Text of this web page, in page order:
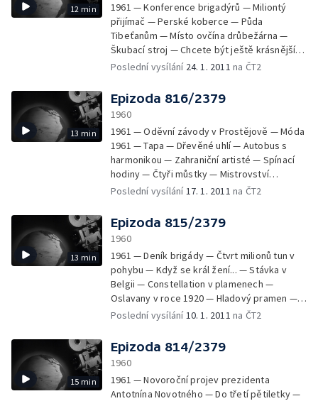
12 min
1961 — Konference brigadýrů — Miliontý
přijímač — Perské koberce — Půda
Tibeťanům — Místo ovčína drůbežárna —
Škubací stroj — Chcete být ještě krásnější?
— Skokani ve Vysokém nad Jizerou —
Poslední vysílání 24. 1. 2011 na ČT2
13 min
Epizoda 816/2379
1960
1961 — Oděvní závody v Prostějově — Móda
1961 — Tapa — Dřevěné uhlí — Autobus s
harmonikou — Zahraniční artisté — Spínací
hodiny — Čtyři můstky — Mistrovství
republiky v krasobruslení v Ostravě. —
Poslední vysílání17. 1. 2011 na ČT2
13 min
Epizoda 815/2379
1960
1961 — Deník brigády — Čtvrt milionů tun v
pohybu — Když se král žení... — Stávka v
Belgii — Constellation v plamenech —
Oslavany v roce 1920 — Hladový pramen —
Malá laboratoř a cukrářští mistři — Slepice a
zimě
Poslední vysílání10. 1. 2011 na ČT2
15 min
Epizoda 814/2379
1960
1961 — Novoroční projev prezidenta
Antotnína Novotného — Do třetí pětiletky —